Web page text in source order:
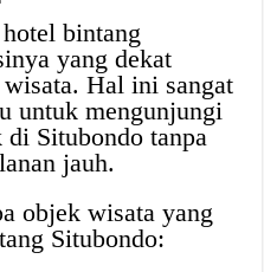
bintang
yang dekat
Hal ini sangat
untuk mengunjungi
di Situbondo tanpa
jauh.
objek wisata yang
Situbondo: